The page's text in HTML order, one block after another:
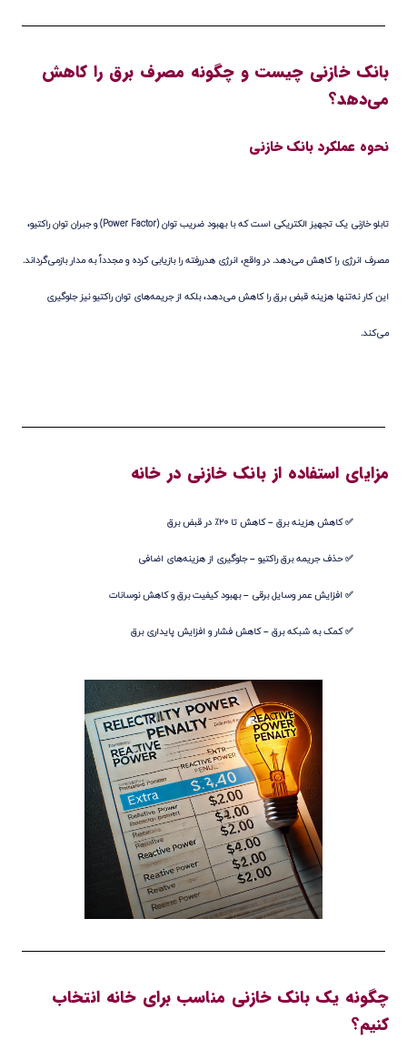
بانک خازنی چیست و چگونه مصرف برق را کاهش
می‌دهد؟
نحوه عملکرد بانک خازنی
تابلو خازنی یک تجهیز الکتریکی است که با بهبودضریب توان (Power Factor) و جبرانتوان راکتیو،
مصرف انرژی را کاهش می‌دهد. در واقع، انرژی هدررفته را بازیابی کرده و مجدداً به مدار بازمی‌گرداند.
این کار نه‌تنها هزینه قبض برق را کاهش می‌دهد، بلکه ازجریمه‌های توان راکتیونیز جلوگیری
می‌کند.
مزایای استفاده از بانک خازنی در خانه
کاهش هزینه برق– کاهش تا ۲۰٪ در قبض برق
حذف جریمه برق راکتیو– جلوگیری از هزینه‌های اضافی
افزایش عمر وسایل برقی– بهبود کیفیت برق و کاهش نوسانات
کمک به شبکه برق– کاهش فشار و افزایش پایداری برق
چگونه یک بانک خازنی مناسب برای خانه انتخاب
کنیم؟